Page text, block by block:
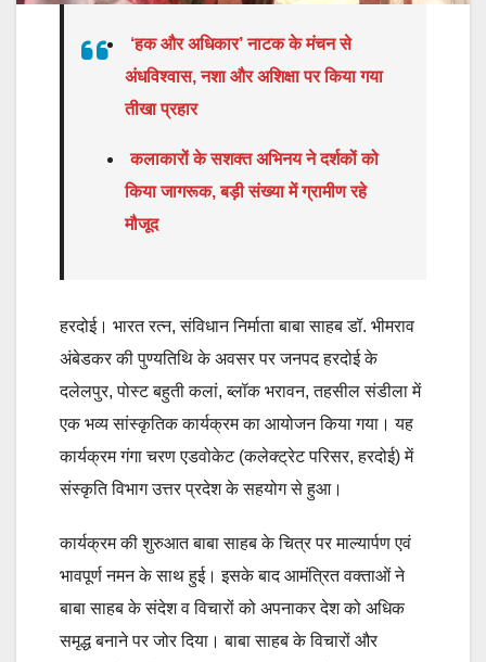
‘हक और अधिकार’ नाटक के मंचन से
अंधविश्वास, नशा और अशिक्षा पर किया गया
तीखा प्रहार
कलाकारों के सशक्त अभिनय ने दर्शकों को
किया जागरूक, बड़ी संख्या में ग्रामीण रहे
मौजूद
हरदोई। भारत रत्न, संविधान निर्माता बाबा साहब डॉ. भीमराव
अंबेडकर की पुण्यतिथि के अवसर पर जनपद हरदोई के
दलेलपुर, पोस्ट बहुती कलां, ब्लॉक भरावन, तहसील संडीला में
एक भव्य सांस्कृतिक कार्यक्रम का आयोजन किया गया। यह
कार्यक्रम गंगा चरण एडवोकेट (कलेक्ट्रेट परिसर, हरदोई) में
संस्कृति विभाग उत्तर प्रदेश के सहयोग से हुआ।
कार्यक्रम की शुरुआत बाबा साहब के चित्र पर माल्यार्पण एवं
भावपूर्ण नमन के साथ हुई। इसके बाद आमंत्रित वक्ताओं ने
बाबा साहब के संदेश व विचारों को अपनाकर देश को अधिक
समृद्ध बनाने पर जोर दिया। बाबा साहब के विचारों और